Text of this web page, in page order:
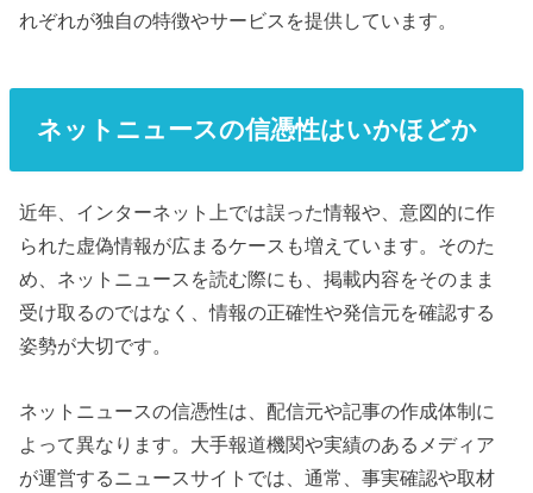
れぞれが独自の特徴やサービスを提供しています。
ネットニュースの信憑性はいかほどか
近年、インターネット上では誤った情報や、意図的に作
られた虚偽情報が広まるケースも増えています。そのた
め、ネットニュースを読む際にも、掲載内容をそのまま
受け取るのではなく、情報の正確性や発信元を確認する
姿勢が大切です。
ネットニュースの信憑性は、配信元や記事の作成体制に
よって異なります。大手報道機関や実績のあるメディア
が運営するニュースサイトでは、通常、事実確認や取材